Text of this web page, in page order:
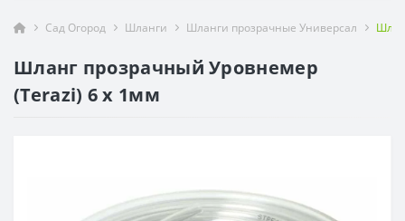
Сад Огород Шланги Шланги прозрачные Универсал
Шланг прозрачный Уровнемер
(Terazi) 6 х 1мм